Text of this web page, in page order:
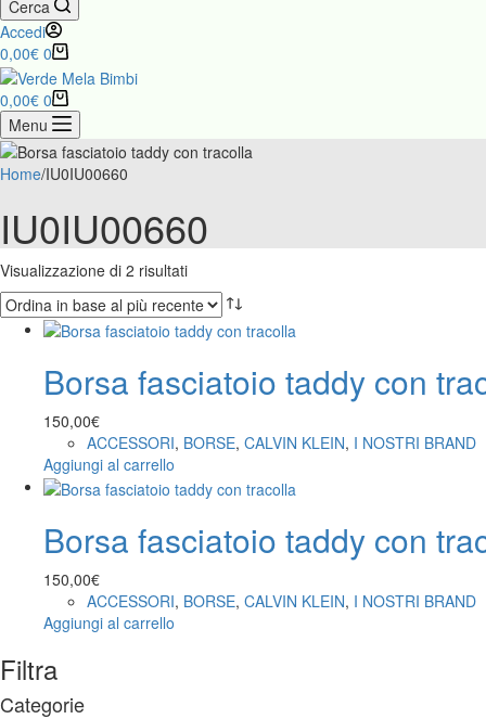
Cerca
Accedi
Carrello
0,00€ 0
Carrello
0,00€ 0
Menu
Home/IU0IU00660
IU0IU00660
Visualizzazione di 2 risultatiOrdina
in
base
al
recente
Borsa fasciatoio taddy con
150,00€
ACCESSORI, BORSE, CALVIN KLEIN, I NOSTRI BRAND
Aggiungi al carrello
Borsa fasciatoio taddy con
150,00€
ACCESSORI, BORSE, CALVIN KLEIN, I NOSTRI BRAND
Aggiungi al carrello
Filtra
Categorie